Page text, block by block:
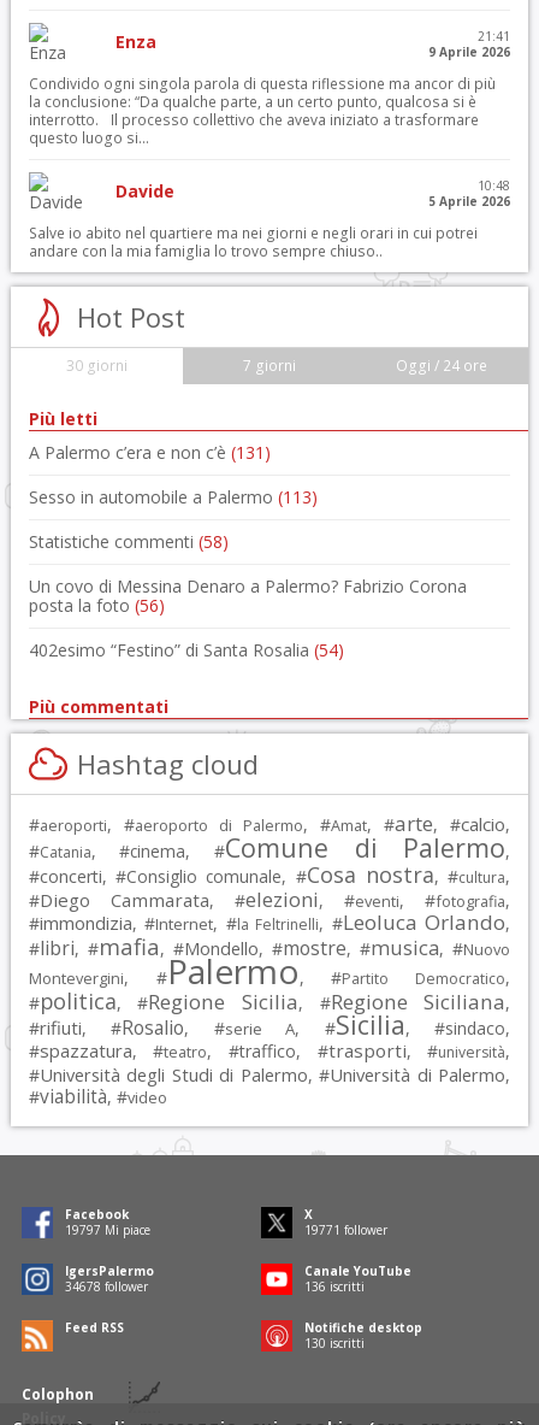
Enza
21:41
9 Aprile 2026
Condivido ogni singola parola di questa riflessione ma ancor di più
la conclusione: “Da qualche parte, a un certo punto, qualcosa si è
interrotto. Il processo collettivo che aveva iniziato a trasformare
questo luogo si...
Davide
10:48
5 Aprile 2026
Salve io abito nel quartiere ma nei giorni e negli orari in cui potrei
andare con la mia famiglia lo trovo sempre chiuso..
Hot Post
30 giorni 7 giorni Oggi / 24 ore
Più letti
A Palermo c’era e non c’è (131)
Sesso in automobile a Palermo (113)
Statistiche commenti (58)
Un covo di Messina Denaro a Palermo? Fabrizio Corona
posta la foto (56)
402esimo “Festino” di Santa Rosalia (54)
Più commentati
Hashtag cloud
#aeroporti, #aeroporto di Palermo, #Amat, #arte, #calcio,
#Catania, #cinema, #Comune di Palermo,
#concerti, #Consiglio comunale, #Cosa nostra, #cultura,
#Diego Cammarata, #elezioni, #eventi, #fotografia,
#immondizia, #Internet, #la Feltrinelli, #Leoluca Orlando,
#libri, #mafia, #Mondello, #mostre, #musica, #Nuovo
Montevergini, #Palermo, #Partito Democratico,
#politica, #Regione Sicilia, #Regione Siciliana,
#rifiuti, #Rosalio, #serie A, #Sicilia, #sindaco,
#spazzatura, #teatro, #traffico, #trasporti, #università,
#Università degli Studi di Palermo, #Università di Palermo,
#viabilità, #video
Colophon
Policy
Facebook
19797 Mi piace
X
19771 follower
IgersPalermo
34678 follower
Canale YouTube
136 iscritti
Feed RSS
Notifiche desktop
130 iscritti